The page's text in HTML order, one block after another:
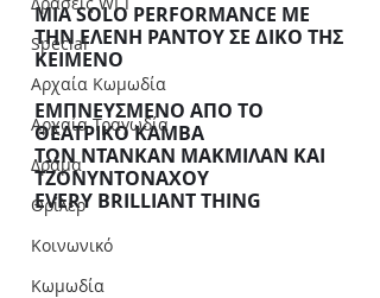
Special
Αρχαία Κωμωδία
Αρχαία Τραγωδία
Δράμα
Θρίλερ
Κοινωνικό
Κωμωδία
ΜΙΑ SOLO PERFORMANCE ΜΕ
ΤΗΝ ΕΛΕΝΗ ΡΑΝΤΟΥ ΣΕ ΔΙΚΟ ΤΗΣ
ΚΕΙΜΕΝΟ
ΕΜΠΝΕΥΣΜΕΝΟ ΑΠΟ ΤΟ
ΘΕΑΤΡΙΚΟ ΚΑΜΒΑ
ΤΩΝ ΝΤΑΝΚΑΝ ΜΑΚΜΙΛΑΝ ΚΑΙ
ΤΖΟΝΥΝΤΟΝΑΧΟΥ
EVERY BRILLIANT THING